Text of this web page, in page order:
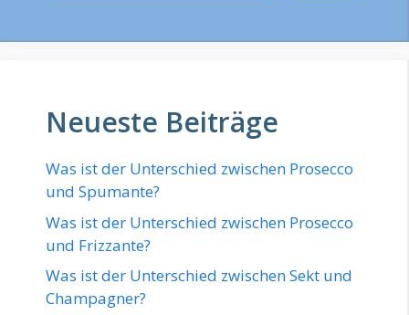
Neueste Beiträge
Was ist der Unterschied zwischen Prosecco
und Spumante?
Was ist der Unterschied zwischen Prosecco
und Frizzante?
Was ist der Unterschied zwischen Sekt und
Champagner?